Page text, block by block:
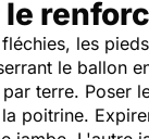
les
le ballon
terre. Poser
poitrine.